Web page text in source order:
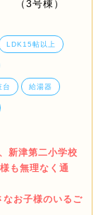
LDK15帖以上
台 給湯器
新津第二小学校
も無理なく通
お子様のいるご